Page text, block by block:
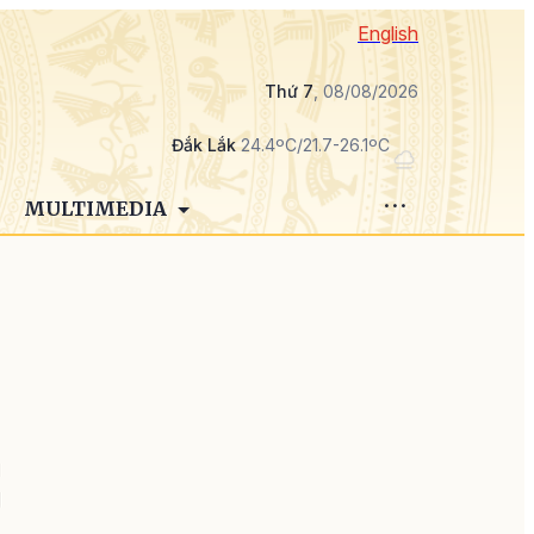
English
Thứ 7, 08/08/2026
Đắk Lắk24.4ºC/21.7-26.1ºC
MULTIMEDIA